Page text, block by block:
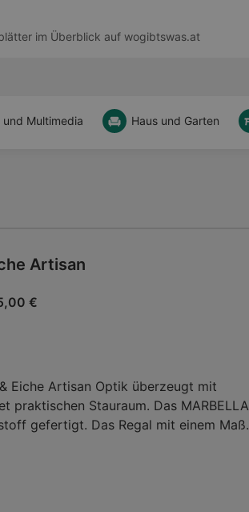
im Überblick auf wogibtswas.at
und Multimedia Haus und Garten
Artisan
€
Eiche Artisan Optik überzeugt mit
praktischen Stauraum. Das MARBELLA
gefertigt. Das Regal mit einem Maß